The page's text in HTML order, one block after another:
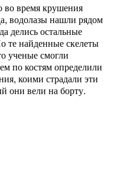
во время крушения
водолазы нашли рядом
делись остальные
те найденные скелеты
ученые смогли
по костям определили
коими страдали эти
они вели на борту.